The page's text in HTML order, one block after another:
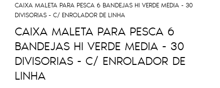
CAIXA MALETA PARA PESCA 6 BANDEJAS HI VERDE MEDIA - 30
DIVISORIAS - C/ ENROLADOR DE LINHA
CAIXA MALETA PARA PESCA 6
BANDEJAS HI VERDE MEDIA - 30
DIVISORIAS - C/ ENROLADOR DE
LINHA